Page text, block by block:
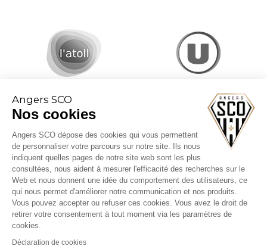
Angers SCO
Nos cookies
Angers SCO dépose des cookies qui vous permettent
de personnaliser votre parcours sur notre site. Ils nous
indiquent quelles pages de notre site web sont les plus
consultées, nous aident à mesurer l'efficacité des recherches sur le
Web et nous donnent une idée du comportement des utilisateurs, ce
qui nous permet d'améliorer notre communication et nos produits.
Vous pouvez accepter ou refuser ces cookies. Vous avez le droit de
retirer votre consentement à tout moment via les paramètres de
cookies.
Déclaration de cookies
CGV billetterie
Mentions légales
Politique cookies